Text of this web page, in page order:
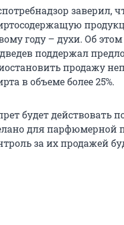
заверил,
году – духи. Об
поддержал
продажу
в объеме более 25%.
будет действовать
для парфюмерной
за их продажей